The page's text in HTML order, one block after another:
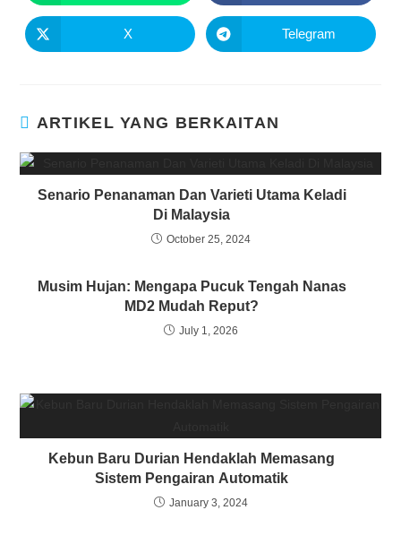
X Telegram
ARTIKEL YANG BERKAITAN
Senario Penanaman Dan Varieti Utama Keladi
Di Malaysia
October 25, 2024
Musim Hujan: Mengapa Pucuk Tengah Nanas
MD2 Mudah Reput?
July 1, 2026
Kebun Baru Durian Hendaklah Memasang
Sistem Pengairan Automatik
January 3, 2024